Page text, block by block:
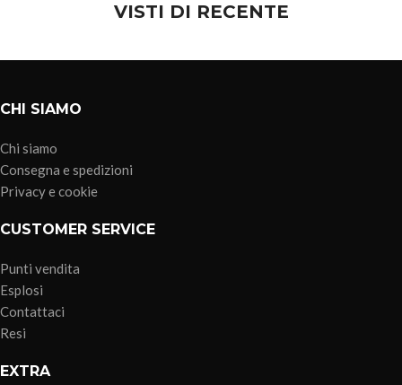
VISTI DI RECENTE
CHI SIAMO
Chi siamo
Consegna e spedizioni
Privacy e cookie
CUSTOMER SERVICE
Punti vendita
Esplosi
Contattaci
Resi
EXTRA